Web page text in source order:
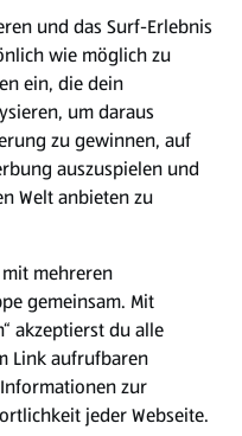
und das Surf-Erlebnis
wie möglich zu
ein, die dein
um daraus
zu gewinnen, auf
auszuspielen und
Welt anbieten zu
mehreren
gemeinsam. Mit
akzeptierst du alle
Link aufrufbaren
zur
jeder Webseite.